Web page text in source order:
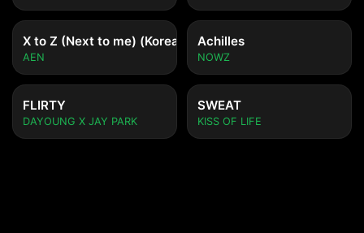
X to Z (Next to me) (Korean ver.)
AEN
Achilles
NOWZ
FLIRTY
DAYOUNG X JAY PARK
SWEAT
KISS OF LIFE